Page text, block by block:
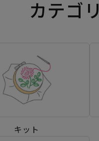
カテゴ
キット